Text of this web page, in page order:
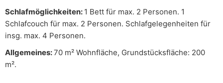
Schlafmöglichkeiten: 1 Bett für max. 2 Personen. 1
Schlafcouch für max. 2 Personen. Schlafgelegenheiten für
insg. max. 4 Personen.
Allgemeines:70 m² Wohnfläche, Grundstücksfläche: 200
m².